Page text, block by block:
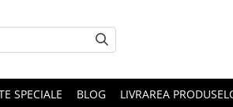
SPECIALE BLOG LIVRAREA